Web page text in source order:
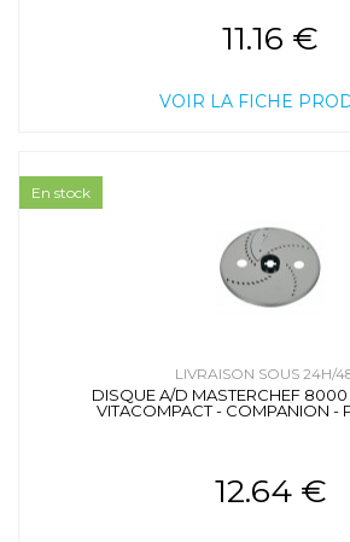
11.16 €
VOIR LA FICHE
LIVRAISON SOUS 24H/
DISQUE A/D MASTERCHEF
VITACOMPACT - COMPANION -
12.64 €
En stock